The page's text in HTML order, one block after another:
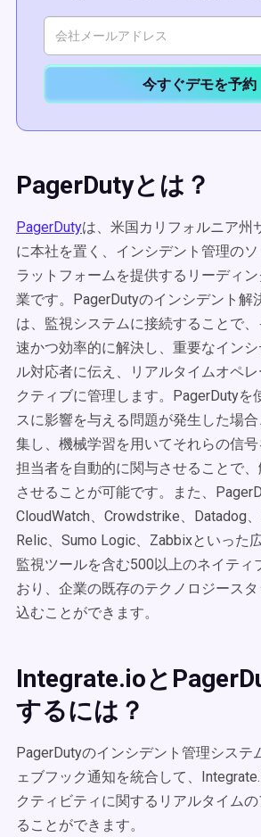
今すぐデモを予約
PagerDutyとは？
PagerDutyは、米国カリフォルニア州
に本社を置く、インシデント管理の
ラットフォームを提供するリーディン
業です。PagerDutyのインシデント解
は、監視システムに接続することで
速かつ効率的に解決し、重要なイン
ル対応者に伝え、リアルタイムオペ
クティブに管理します。PagerDutyを
スに影響を与える問題が発生した場
集し、機械学習を用いてそれらの信
担当者を自動的に関与させることで
させることが可能です。また、
CloudWatch、Crowdstrike、Datadog
Relic、Sumo Logic、Zabbixといった
監視ツールを含む500以上のネイティ
おり、企業の既存のテクノロジース
込むことができます。
Integrate.ioと
するには？
PagerDutyのインシデント管理システ
ェブフック通知を統合して、
クティビティに関するリアルタイム
ることができます。